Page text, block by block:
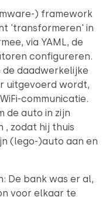
) framework
'transformeren' in
via YAML, de
configureren.
de daadwerkelijke
uitgevoerd wordt,
communicatie.
de auto in zijn
, zodat hij thuis
(lego-)auto aan en
De bank was er al,
voor elkaar te